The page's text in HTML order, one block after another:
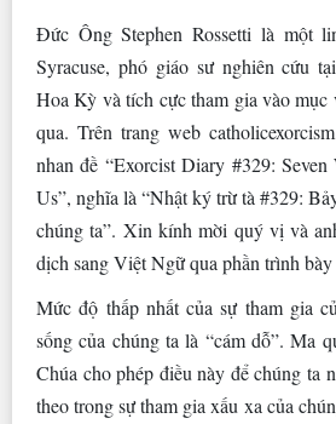
Đức Ông Stephen Rossetti là một
Syracuse, phó giáo sư nghiên cứu
Hoa Kỳ và tích cực tham gia vào mục
qua. Trên trang web
nhan đề “Exorcist Diary #329: Seven
Us”, nghĩa là “Nhật ký trừ tà #329:
chúng ta”. Xin kính mời quý vị và
dịch sang Việt Ngữ qua phần trình
Mức độ thấp nhất của sự tham gia
sống của chúng ta là “cám dỗ”. Ma
Chúa cho phép điều này để chúng ta
theo trong sự tham gia xấu xa của